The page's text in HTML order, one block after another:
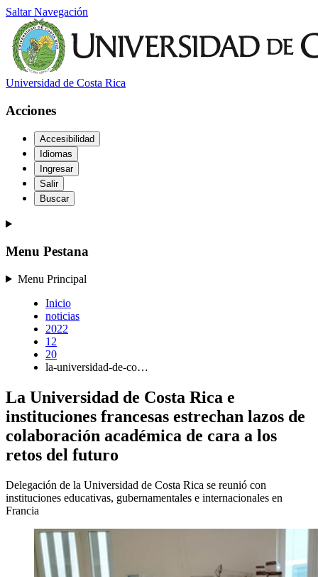
Saltar Navegación
Universidad de Costa Rica
Acciones
Accesibilidad
Idiomas
Ingresar
Salir
Buscar
Menu Pestana
Menu Principal
Inicio
noticias
2022
12
20
la-universidad-de-co…
La Universidad de Costa Rica e
instituciones francesas estrechan lazos de
colaboración académica de cara a los
retos del futuro
Delegación de la Universidad de Costa Rica se reunió con
instituciones educativas, gubernamentales e internacionales en
Francia